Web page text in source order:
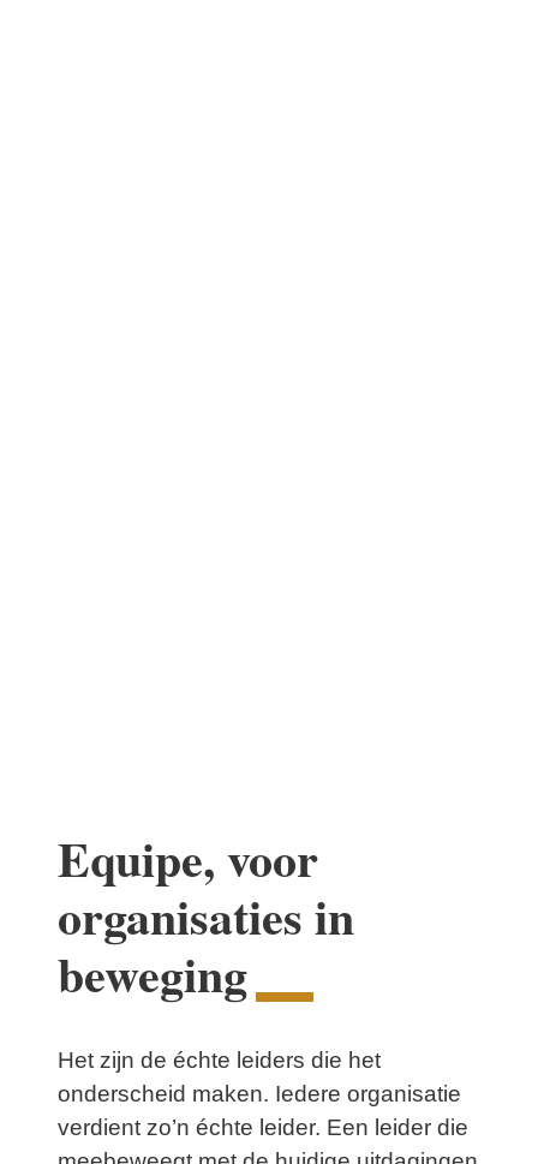
Equipe, voor
organisaties in
beweging
Het zijn de échte leiders die het
onderscheid maken. Iedere organisatie
verdient zo’n échte leider. Een leider die